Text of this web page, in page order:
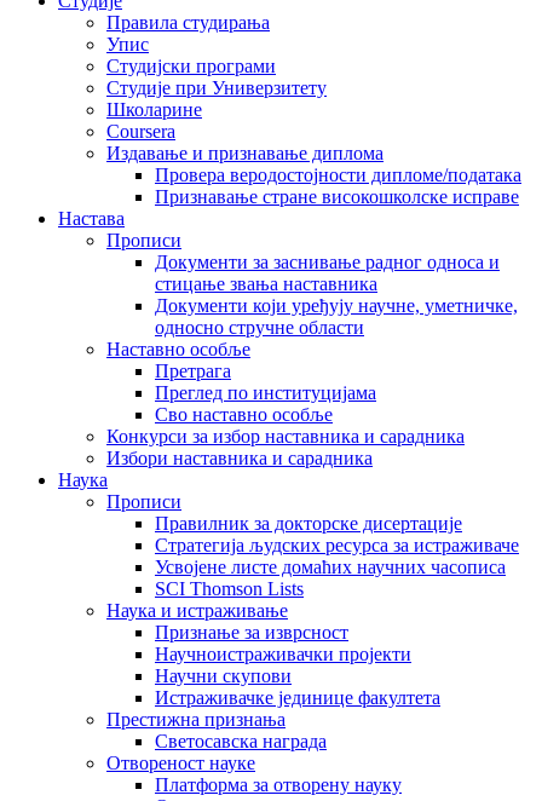
Правила студирања
Упис
Студијски програми
Студије при Универзитету
Школарине
Coursera
Издавање и признавање диплома
Провера веродостојности дипломе/података
Признавање стране високошколске исправе
Настава
Прописи
Документи за заснивање радног односа и
стицање звања наставника
Документи који уређују научне, уметничке,
односно стручне области
Наставно особље
Претрага
Преглед по институцијама
Сво наставно особље
Конкурси за избор наставника и сарадника
Избори наставника и сарадника
Наука
Прописи
Правилник за докторске дисертације
Стратегија људских ресурса за истраживаче
Усвојене листе домаћих научних часописа
SCI Thomson Lists
Наука и истраживање
Признање за изврсност
Научноистраживачки пројекти
Научни скупови
Истраживачке јединице факултета
Престижна признања
Светосавска награда
Отвореност науке
Платформа за отворену науку